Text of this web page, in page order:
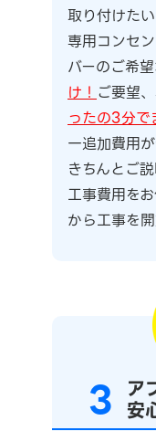
取り付けた
専用コンセ
バーのご希
け！ご要望
ったの3分で
一追加費用
きちんとご
工事費用を
から工事を開
3 ア
安